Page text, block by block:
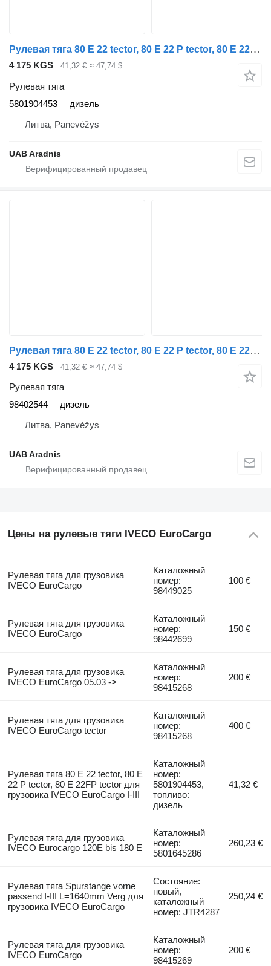
Рулевая тяга 80 E 22 tector, 80 E 22 P tector, 80 E 22FP tector 5801904453 для грузовика IVECO EuroCargo I-III
4 175 KGS 41,32 € ≈ 47,74 $
Рулевая тяга
5801904453
дизель
Литва, Panevėžys
UAB Aradnis
Рулевая тяга 80 E 22 tector, 80 E 22 P tector, 80 E 22FP tector 98402544 для грузовика IVECO EuroCargo I-III
4 175 KGS 41,32 € ≈ 47,74 $
Рулевая тяга
98402544
дизель
Литва, Panevėžys
UAB Aradnis
Цены на рулевые тяги IVECO EuroCargo
Рулевая тяга для грузовика
IVECO EuroCargo
Каталожный
номер:
98449025
100 €
Рулевая тяга для грузовика
IVECO EuroCargo
Каталожный
номер:
98442699
150 €
Рулевая тяга для грузовика
IVECO EuroCargo 05.03 ->
Каталожный
номер:
98415268
200 €
Рулевая тяга для грузовика
IVECO EuroCargo tector
Каталожный
номер:
98415268
400 €
Рулевая тяга 80 E 22 tector, 80 E
22 P tector, 80 E 22FP tector для
грузовика IVECO EuroCargo I-III
Каталожный
номер:
5801904453,
топливо:
дизель
41,32 €
Рулевая тяга для грузовика
IVECO Eurocargo 120E bis 180 E
Каталожный
номер:
5801645286
260,23 €
Рулевая тяга Spurstange vorne
passend I-III L=1640mm Verg для
грузовика IVECO EuroCargo
Состояние:
новый,
каталожный
номер: JTR4287
250,24 €
Рулевая тяга для грузовика
IVECO EuroCargo
Каталожный
номер:
98415269
200 €